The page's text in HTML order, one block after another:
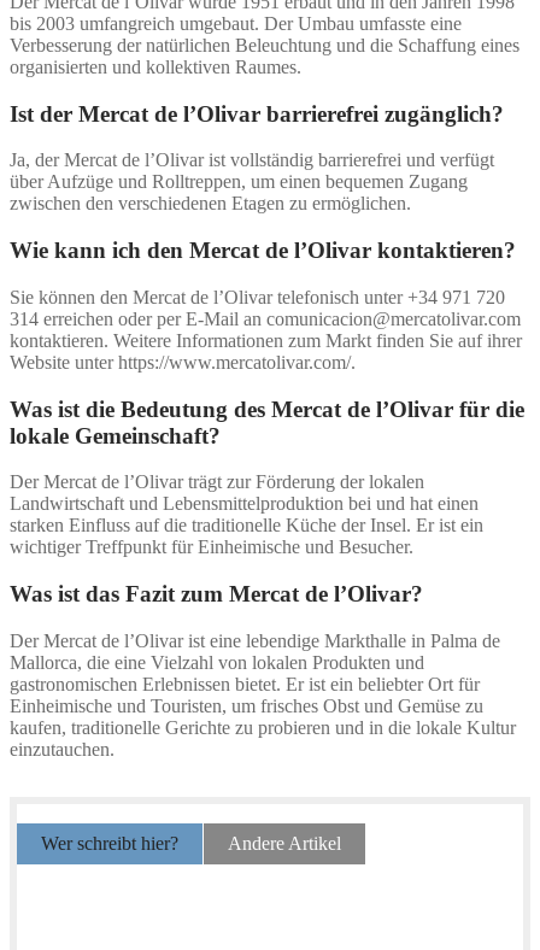
bis 2003 umfangreich umgebaut. Der Umbau umfasste eine
Verbesserung der natürlichen Beleuchtung und die Schaffung eines
organisierten und kollektiven Raumes.
Ist der Mercat de l’Olivar barrierefrei zugänglich?
Ja, der Mercat de l’Olivar ist vollständig barrierefrei und verfügt
über Aufzüge und Rolltreppen, um einen bequemen Zugang
zwischen den verschiedenen Etagen zu ermöglichen.
Wie kann ich den Mercat de l’Olivar kontaktieren?
Sie können den Mercat de l’Olivar telefonisch unter +34 971 720
314 erreichen oder per E-Mail an comunicacion@mercatolivar.com
kontaktieren. Weitere Informationen zum Markt finden Sie auf ihrer
Website unter https://www.mercatolivar.com/.
Was ist die Bedeutung des Mercat de l’Olivar für die
lokale Gemeinschaft?
Der Mercat de l’Olivar trägt zur Förderung der lokalen
Landwirtschaft und Lebensmittelproduktion bei und hat einen
starken Einfluss auf die traditionelle Küche der Insel. Er ist ein
wichtiger Treffpunkt für Einheimische und Besucher.
Was ist das Fazit zum Mercat de l’Olivar?
Der Mercat de l’Olivar ist eine lebendige Markthalle in Palma de
Mallorca, die eine Vielzahl von lokalen Produkten und
gastronomischen Erlebnissen bietet. Er ist ein beliebter Ort für
Einheimische und Touristen, um frisches Obst und Gemüse zu
kaufen, traditionelle Gerichte zu probieren und in die lokale Kultur
einzutauchen.
Wer schreibt hier? Andere Artikel